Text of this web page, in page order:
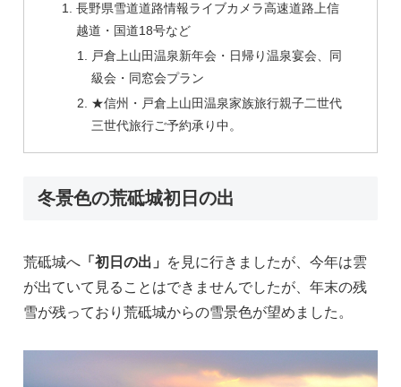
長野県雪道道路情報ライブカメラ高速道路上信
越道・国道18号など
戸倉上山田温泉新年会・日帰り温泉宴会、同
級会・同窓会プラン
★信州・戸倉上山田温泉家族旅行親子二世代
三世代旅行ご予約承り中。
冬景色の荒砥城初日の出
荒砥城へ 「初日の出」
を見に行きましたが、今年は雲
が出ていて見ることはできませんでしたが、年末の残
雪が残っており荒砥城からの雪景色が望めました。